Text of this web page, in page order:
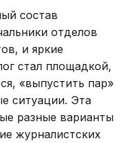
состав
отделов
и яркие
стал площадкой,
«выпустить пар»
ситуации. Эта
разные варианты
журналистских